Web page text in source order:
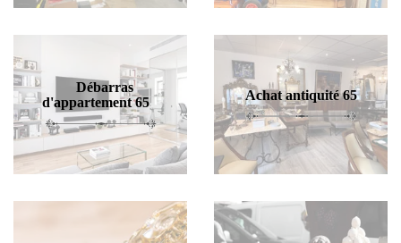
Débarras
d'appartement 65
Achat antiquité 65